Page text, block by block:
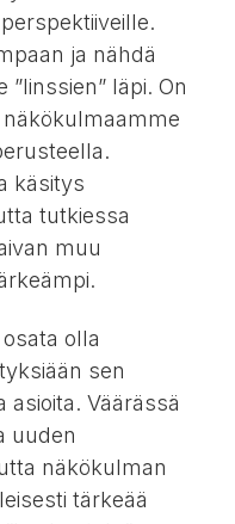
ja nähdä
läpi. On
käsitys
tutkiessa
muu
olla
sen
Väärässä
uuden
näkökulman
tärkeää